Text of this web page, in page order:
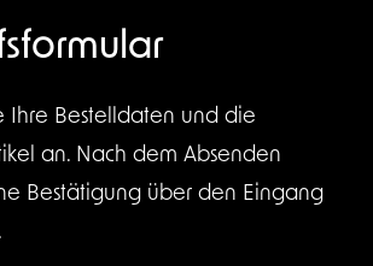
Ihre Bestelldaten und die
an. Nach dem Absenden
Bestätigung über den Eingang